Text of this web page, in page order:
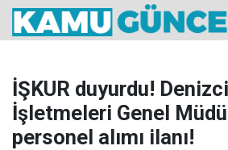
İŞKUR duyurdu!
İşletmeleri Genel
personel alımı ilanı!